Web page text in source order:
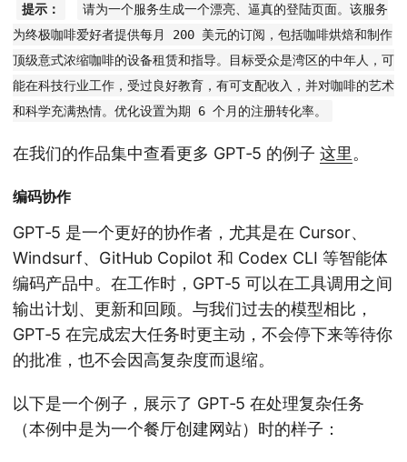
提示：
请为一个服务生成一个漂亮、逼真的登陆页面。该服务
为终极咖啡爱好者提供每月 200 美元的订阅，包括咖啡烘焙和制作
顶级意式浓缩咖啡的设备租赁和指导。目标受众是湾区的中年人，可
能在科技行业工作，受过良好教育，有可支配收入，并对咖啡的艺术
和科学充满热情。优化设置为期 6 个月的注册转化率。
在我们的作品集中查看更多 GPT‑5 的例子 这里。
编码协作
GPT‑5 是一个更好的协作者，尤其是在 Cursor、
Windsurf、GitHub Copilot 和 Codex CLI 等智能体
编码产品中。在工作时，GPT‑5 可以在工具调用之间
输出计划、更新和回顾。与我们过去的模型相比，
GPT‑5 在完成宏大任务时更主动，不会停下来等待你
的批准，也不会因高复杂度而退缩。
以下是一个例子，展示了 GPT‑5 在处理复杂任务
（本例中是为一个餐厅创建网站）时的样子：